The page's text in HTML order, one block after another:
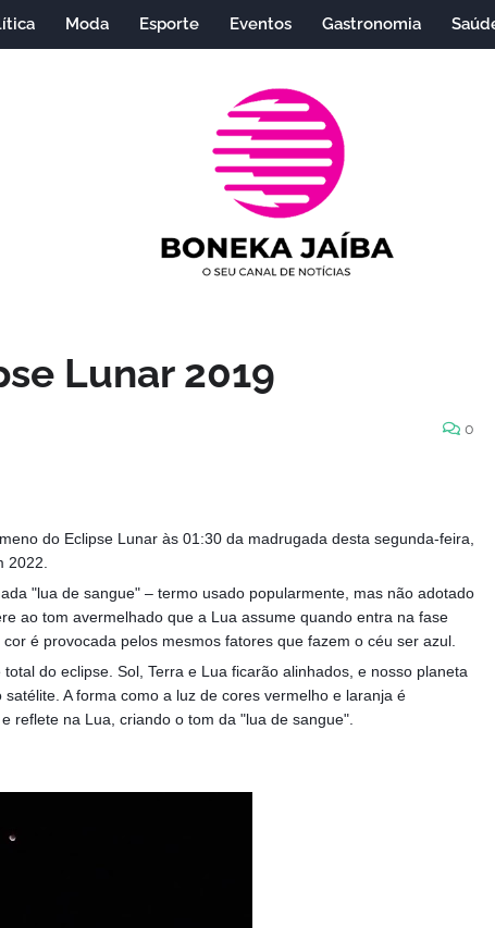
Moda Esporte Eventos Gastronomia
Lunar 2019
0
do Eclipse Lunar às 01:30 da madrugada desta segunda-feira,
2022.
"lua de sangue" – termo usado popularmente, mas não adotado
ao tom avermelhado que a Lua assume quando entra na fase
é provocada pelos mesmos fatores que fazem o céu ser azul.
do eclipse. Sol, Terra e Lua ficarão alinhados, e nosso planeta
A forma como a luz de cores vermelho e laranja é
reflete na Lua, criando o tom da "lua de sangue".